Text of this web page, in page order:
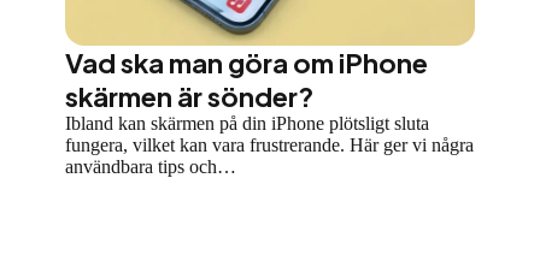
Vad ska man göra om iPhone
skärmen är sönder?
Ibland kan skärmen på din iPhone plötsligt sluta
fungera, vilket kan vara frustrerande. Här ger vi några
användbara tips och…